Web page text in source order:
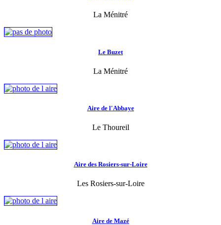
La Ménitré
Le Buzet
La Ménitré
Aire de l'Abbaye
Le Thoureil
Aire des Rosiers-sur-Loire
Les Rosiers-sur-Loire
Aire de Mazé